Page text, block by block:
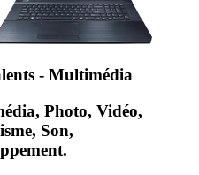
- Multimédia
Photo, Vidéo,
Son,